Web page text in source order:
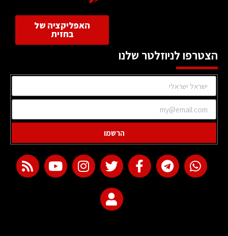
האפליקציה של
בחזית
הצטרפו לניוזלטר שלנו
הרשמו